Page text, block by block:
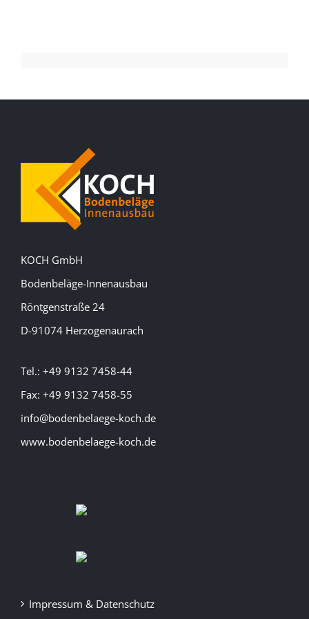
KOCH GmbH
Bodenbeläge-Innenausbau
Röntgenstraße 24
D-91074 Herzogenaurach
Tel.: +49 9132 7458-44
Fax: +49 9132 7458-55
info@bodenbelaege-koch.de
www.bodenbelaege-koch.de
Impressum & Datenschutz